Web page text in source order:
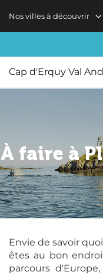
Nos villes à découvrir
Cap d'Erquy Val
À faire à
Envie de savoir
êtes au bon
parcours